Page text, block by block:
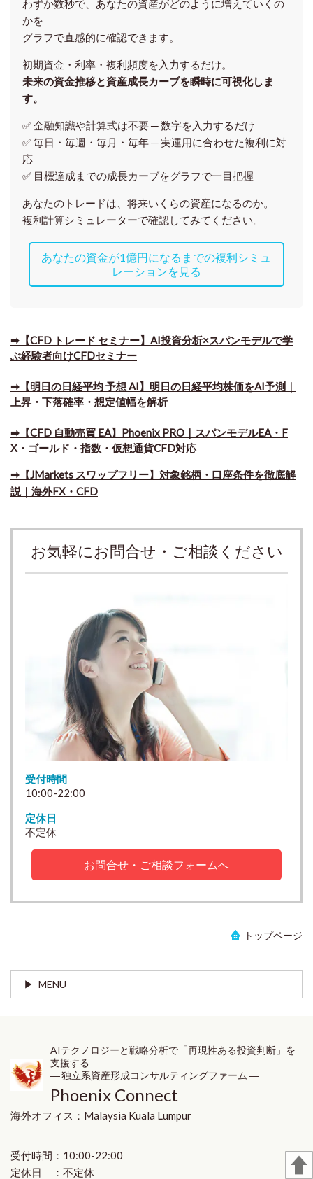
わずか数秒で、あなたの資産がどのように増えていくの
かを
グラフで直感的に確認できます。
初期資金・利率・複利頻度を入力するだけ。
未来の資金推移と資産成長カーブを瞬時に可視化しま
す。
✅ 金融知識や計算式は不要 ─ 数字を入力するだけ
✅ 毎日・毎週・毎月・毎年 ─ 実運用に合わせた複利に対
応
✅ 目標達成までの成長カーブをグラフで一目把握
あなたのトレードは、将来いくらの資産になるのか。
複利計算シミュレーターで確認してみてください。
あなたの資金が1億円になるまでの複利シミュ
レーションを見る
➡【CFD トレード セミナー】AI投資分析×スパンモデルで学
ぶ経験者向けCFDセミナー
➡【明日の日経平均 予想 AI】明日の日経平均株価をAI予測｜
上昇・下落確率・想定値幅を解析
➡​【CFD 自動売買 EA】Phoenix PRO｜スパンモデルEA・F
X・ゴールド・指数・仮想通貨CFD対応
➡​【JMarkets スワップフリー】対象銘柄・口座条件を徹底解
説｜海外FX・CFD
お気軽にお問合せ・ご相談ください
受付時間
10:00-22:00
定休日
不定休
お問合せ・ご相談フォームへ
トップページ
MENU
AIテクノロジーと戦略分析で「再現性ある投資判断」を
支援する
― 独立系資産形成コンサルティングファーム ―
Phoenix Connect
海外オフィス： Malaysia Kuala Lumpur
受付時間：10:00-22:00
定休日 ：不定休